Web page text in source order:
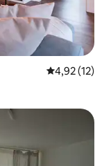
Vlerësimi
4,92 (12)